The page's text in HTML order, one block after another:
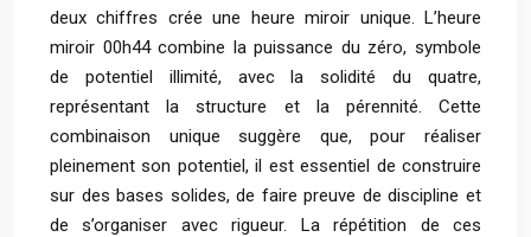
deux chiffres crée une heure miroir unique. L’heure
miroir 00h44 combine la puissance du zéro, symbole
de potentiel illimité, avec la solidité du quatre,
représentant la structure et la pérennité. Cette
combinaison unique suggère que, pour réaliser
pleinement son potentiel, il est essentiel de construire
sur des bases solides, de faire preuve de discipline et
de s’organiser avec rigueur. La répétition de ces